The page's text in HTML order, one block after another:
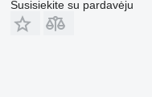
Susisiekite su pardavėju